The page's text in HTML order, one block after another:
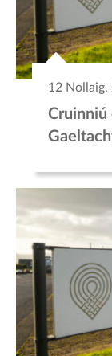
12 Nollaig,
Cruinniú